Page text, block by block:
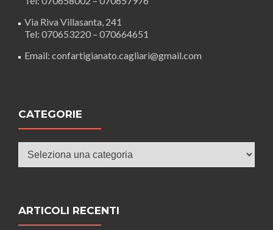
Via Riva Villasanta, 241
Tel: 070653220 – 070664651
Email: confartigianato.cagliari@gmail.com
CATEGORIE
ARTICOLI RECENTI